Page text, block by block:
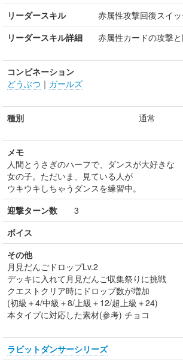
リーダースキル
赤属性攻撃回復スイ
リーダースキル詳細
赤属性カードの攻撃
コンビネーション
どうぶつ ｜ ガールズ
種別 通常
メモ
人間とうさぎのハーフで、ダンスが大好きな
女の子。ただいま、見ている人が
ウキウキしちゃうダンスを練習中。
迎撃ターン数 3
ボイス
その他
月見だんごドロップLv.2
デッキに入れて月見だんご収集祭りに挑戦
クエストクリア時にドロップ数が増加
(初級＋4/中級＋8/上級＋12/超上級＋24)
本タイプに対応した素材(参考) チョコ
ラビットダンサーシリーズ